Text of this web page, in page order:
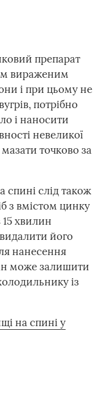
препарат
вираженим
і при цьому не
потрібно
і наносити
невеликої
точково за
спині слід також
з вмістом цинку
15 хвилин
його
нанесення
може залишити
із
на спині у